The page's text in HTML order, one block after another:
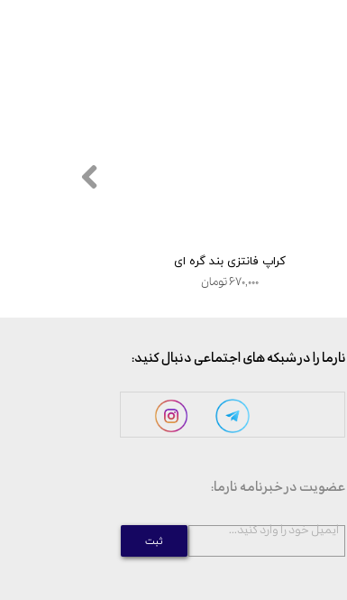
کراپ فانتزی بند گره ای
۶۷۰,۰۰۰ تومان
:نارما را در شبکه های اجتماعی دنبال کنید
:عضویت در خبرنامه نارما
ثبت
...ایمیل خود را وارد کنید